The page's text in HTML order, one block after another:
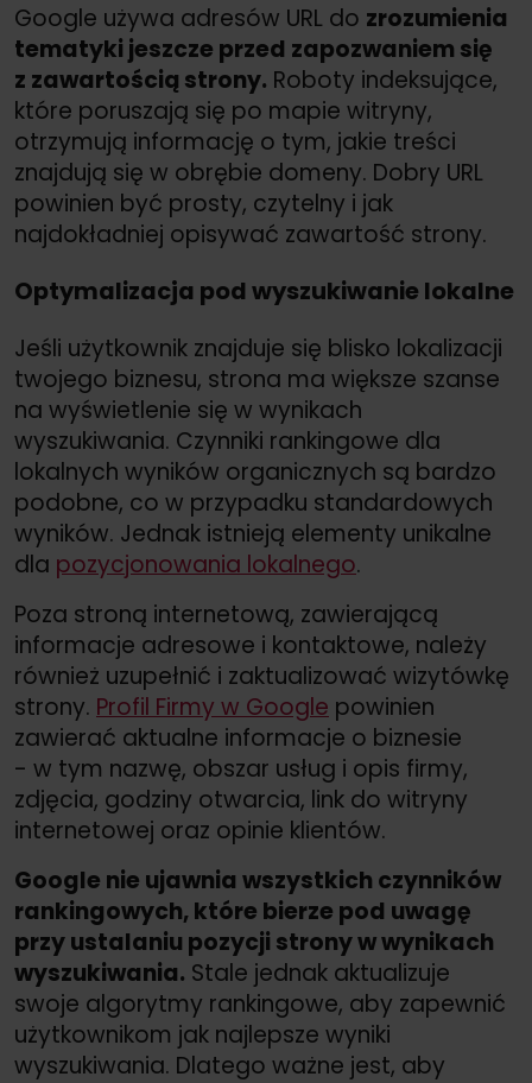
Google używa adresów URL do zrozumienia
tematyki jeszcze przed zapozwaniem się
z zawartością strony. Roboty indeksujące,
które poruszają się po mapie witryny,
otrzymują informację o tym, jakie treści
znajdują się w obrębie domeny. Dobry URL
powinien być prosty, czytelny i jak
najdokładniej opisywać zawartość strony.
Optymalizacja pod wyszukiwanie lokalne
Jeśli użytkownik znajduje się blisko lokalizacji
twojego biznesu, strona ma większe szanse
na wyświetlenie się w wynikach
wyszukiwania. Czynniki rankingowe dla
lokalnych wyników organicznych są bardzo
podobne, co w przypadku standardowych
wyników. Jednak istnieją elementy unikalne
dla pozycjonowania lokalnego.
Poza stroną internetową, zawierającą
informacje adresowe i kontaktowe, należy
również uzupełnić i zaktualizować wizytówkę
strony. Profil Firmy w Google powinien
zawierać aktualne informacje o biznesie
- w tym nazwę, obszar usług i opis firmy,
zdjęcia, godziny otwarcia, link do witryny
internetowej oraz opinie klientów.
Google nie ujawnia wszystkich czynników
rankingowych, które bierze pod uwagę
przy ustalaniu pozycji strony w wynikach
wyszukiwania. Stale jednak aktualizuje
swoje algorytmy rankingowe, aby zapewnić
użytkownikom jak najlepsze wyniki
wyszukiwania. Dlatego ważne jest, aby